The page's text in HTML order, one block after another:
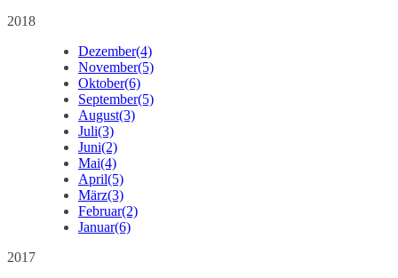
2018
Dezember(4)
November(5)
Oktober(6)
September(5)
August(3)
Juli(3)
Juni(2)
Mai(4)
April(5)
März(3)
Februar(2)
Januar(6)
2017